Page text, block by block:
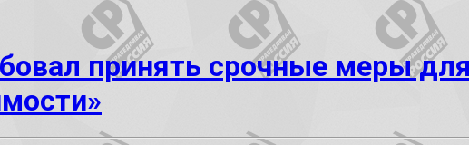
принять срочные меры